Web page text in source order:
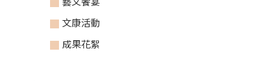
文康活動
成果花絮